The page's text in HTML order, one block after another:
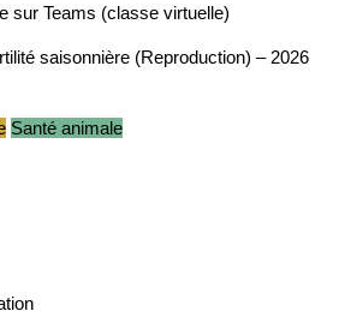
sur Teams (classe virtuelle)
saisonnière (Reproduction) – 2026
Santé animale